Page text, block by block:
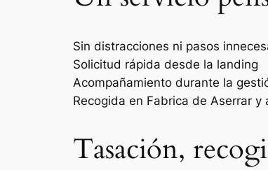
Sin distracciones ni pasos
Solicitud rápida desde la landing
Acompañamiento durante la
Recogida en Fabrica de Aserrar y
Tasación,